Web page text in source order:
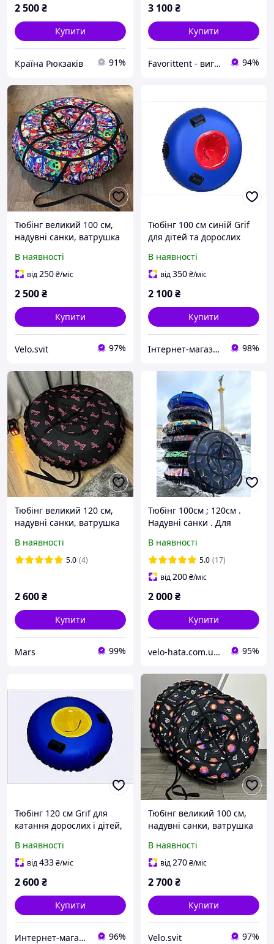
2 500₴
Купити
Країна Рюкзаків 91%
3 100₴
Купити
Favorittent - виготовимо безкаркасні меблі, тюбінги, м'які вікна, тенти. 94%
Тюбінг великий 100 см,
надувні санки, ватрушка
тюбінг для катання на
гірці
В наявності
від250₴/міс
2 500₴
Купити
Velo.svit 97%
Тюбінг 100 см синій Grif
для дітей та дорослих
В наявності
від350₴/міс
2 100₴
Купити
Інтернет-магазин NeonLemon 98%
Тюбінг великий 120 см,
надувні санки, ватрушка
тюбінг для катання на
гірці
В наявності
5.0 (4)
2 600₴
Купити
Mars 99%
Тюбінг 100см ; 120см .
Надувні санки . Для
(ватрушка / таблетка) ,
шайба для катання
В наявності
5.0 (17)
від200₴/міс
2 000₴
Купити
velo-hata.com.ua Магазин товарів для активного спорту та відпочинку 95%
Тюбінг 120 см Grif для
катання дорослих і дітей,
В наявності
від433₴/міс
2 600₴
Купити
Интернет-магазин TVOЁ 96%
Тюбінг великий 100 см,
надувні санки, ватрушка
тюбінг для катання на
гірці
В наявності
від270₴/міс
2 700₴
Купити
Velo.svit 97%